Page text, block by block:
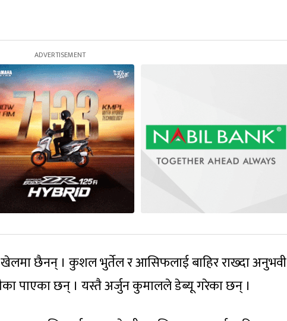
छैनन् । कुशल भुर्तेल र आसिफलाई बाहिर राख्दा अनुभवी
पाएका छन् । यस्तै अर्जुन कुमालले डेब्यू गरेका छन् ।